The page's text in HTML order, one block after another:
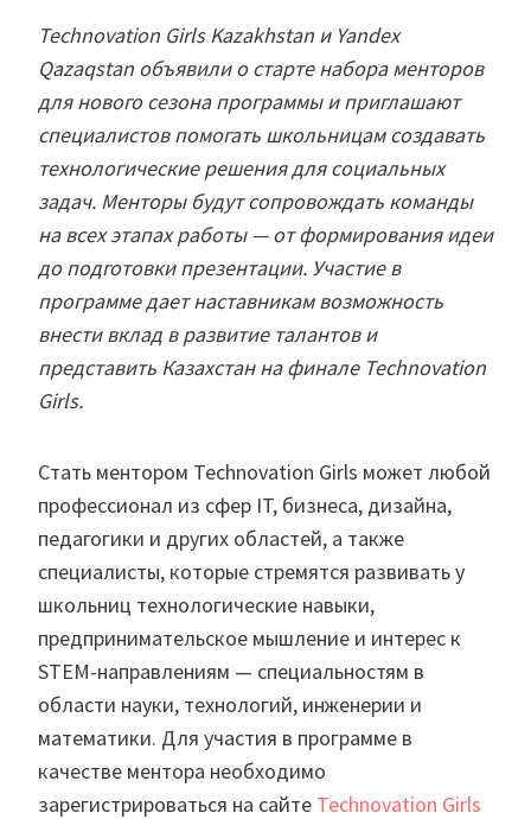
Technovation Girls Kazakhstan и Yandex
Qazaqstan объявили о старте набора менторов
для нового сезона программы и приглашают
специалистов помогать школьницам создавать
технологические решения для социальных
задач. Менторы будут сопровождать команды
на всех этапах работы — от формирования идеи
до подготовки презентации. Участие в
программе дает наставникам возможность
внести вклад в развитие талантов и
представить Казахстан на финале Technovation
Girls.
Стать ментором Technovation Girls может любой
профессионал из сфер IT, бизнеса, дизайна,
педагогики и других областей, а также
специалисты, которые стремятся развивать у
школьниц технологические навыки,
предпринимательское мышление и интерес к
STEM-направлениям — специальностям в
области науки, технологий, инженерии и
математики. Для участия в программе в
качестве ментора необходимо
зарегистрироваться на сайте Technovation Girls